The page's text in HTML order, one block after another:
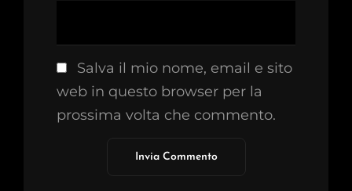
Salva il mio nome, email e sito
web in questo browser per la
prossima volta che commento.